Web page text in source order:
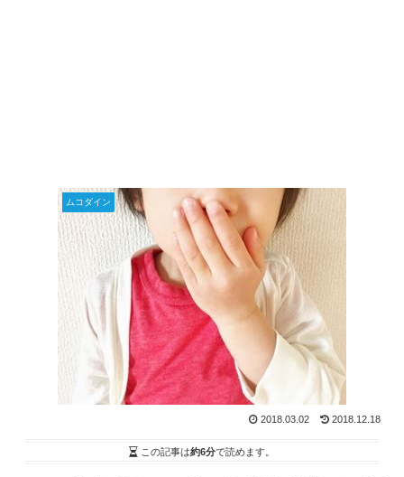
ムコダイン
2018.03.02 2018.12.18
この記事は約6分で読めます。